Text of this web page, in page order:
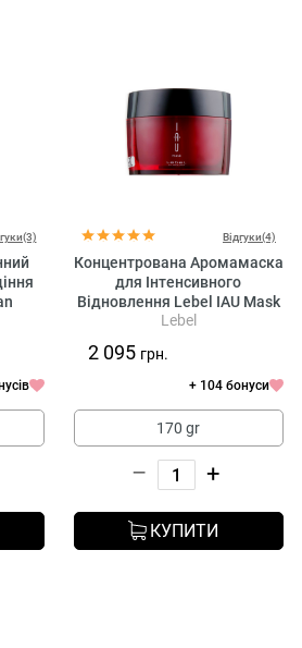
Відгуки(4)
Концентрована Аромамаска
для Інтенсивного
Відновлення Lebel IAU Mask
Lebel
2 095 грн.
+ 104 бонуси
170 gr
– +
КУПИТИ